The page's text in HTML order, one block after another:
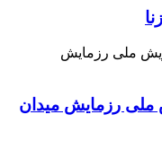
ملی رزمایش میدان